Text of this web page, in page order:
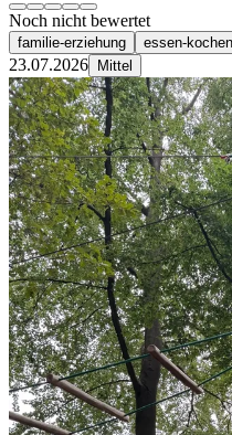
Noch nicht bewertet
familie-erziehung essen-kochen
23.07.2026 Mittel